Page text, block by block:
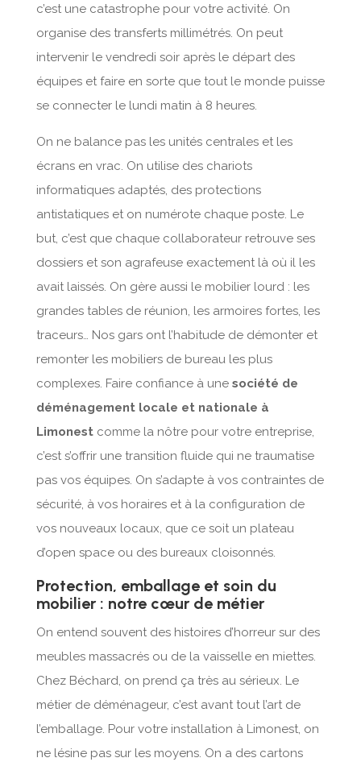
c’est une catastrophe pour votre activité. On
organise des transferts millimétrés. On peut
intervenir le vendredi soir après le départ des
équipes et faire en sorte que tout le monde puisse
se connecter le lundi matin à 8 heures.
On ne balance pas les unités centrales et les
écrans en vrac. On utilise des chariots
informatiques adaptés, des protections
antistatiques et on numérote chaque poste. Le
but, c’est que chaque collaborateur retrouve ses
dossiers et son agrafeuse exactement là où il les
avait laissés. On gère aussi le mobilier lourd : les
grandes tables de réunion, les armoires fortes, les
traceurs… Nos gars ont l’habitude de démonter et
remonter les mobiliers de bureau les plus
complexes. Faire confiance à une société de
déménagement locale et nationale à
Limonestcomme la nôtre pour votre entreprise,
c’est s’offrir une transition fluide qui ne traumatise
pas vos équipes. On s’adapte à vos contraintes de
sécurité, à vos horaires et à la configuration de
vos nouveaux locaux, que ce soit un plateau
d’open space ou des bureaux cloisonnés.
Protection, emballage et soin du
mobilier : notre cœur de métier
On entend souvent des histoires d’horreur sur des
meubles massacrés ou de la vaisselle en miettes.
Chez Béchard, on prend ça très au sérieux. Le
métier de déménageur, c’est avant tout l’art de
l’emballage. Pour votre installation à Limonest, on
ne lésine pas sur les moyens. On a des cartons